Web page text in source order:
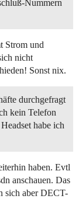
Nummern
Strom und
nicht
Sonst nix.
durchgefragt
kein Telefon
habe ich
haben. Evtl
anschauen. Das
sich aber DECT-